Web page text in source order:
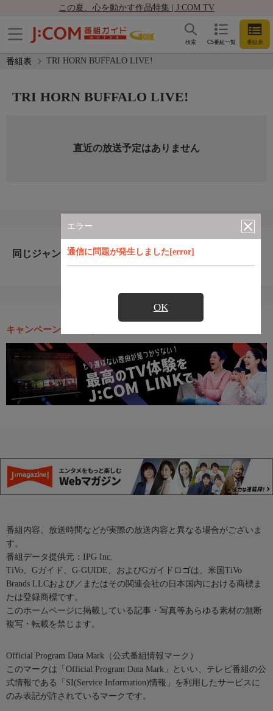
この夏、心を動かす作品特集 | J:COM TV
CS番組一覧 番組表
検索
番組表 TRI HORN BUFFALO LIVE!
エラー
通信に問題が発生しました[error]
OK
TRI HORN BUFFALO LIVE!
直近の放送予定はありません
同じジャンルのおすすめ番組
キャンペーン・お得な情報
番組内容、放送時間などが実際の放送内容と異なる場合がございま
す。
番組データ提供元：IPG Inc.
TiVo、Gガイド、G-GUIDE、およびGガイドロゴは、米国TiVo
Brands LLCおよび／またはその関連会社の日本国内における商標ま
たは登録商標です。
このホームページに掲載している記事・写真等あらゆる素材の無断
複写・転載を禁じます。
Official Program Data Mark（公式番組情報マーク）
このマークは「Official Program Data Mark」といい、テレビ番組の公
式情報である「SI(Service Information)情報」を利用したサービスに
のみ表記が許されているマークです。